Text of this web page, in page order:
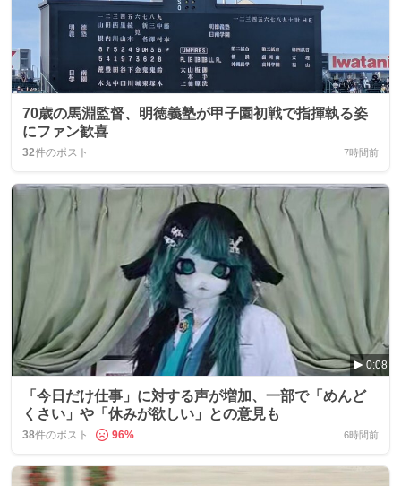
70歳の馬淵監督、明徳義塾が甲子園初戦で指揮執る姿
にファン歓喜
32件のポスト 7時間前
0:08
「今日だけ仕事」に対する声が増加、一部で「めんど
くさい」や「休みが欲しい」との意見も
38件のポスト 96% 6時間前